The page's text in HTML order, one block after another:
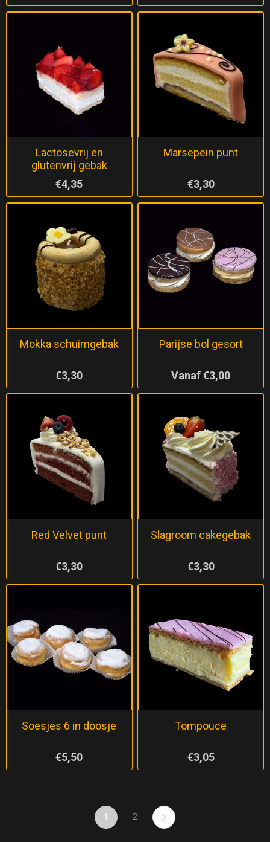
Lactosevrij en
glutenvrij gebak
€4,35
Marsepein punt
€3,30
Mokka schuimgebak
€3,30
Parijse bol gesort
Vanaf €3,00
Red Velvet punt
€3,30
Slagroom cakegebak
€3,30
Soesjes 6 in doosje
€5,50
Tompouce
€3,05
1 2